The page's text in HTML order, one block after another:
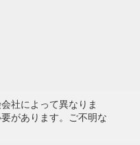
社によって異なりま
があります。ご不明な